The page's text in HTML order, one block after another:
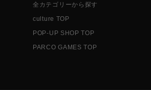
全カテゴリーから探す
culture TOP
POP-UP SHOP TOP
PARCO GAMES TOP